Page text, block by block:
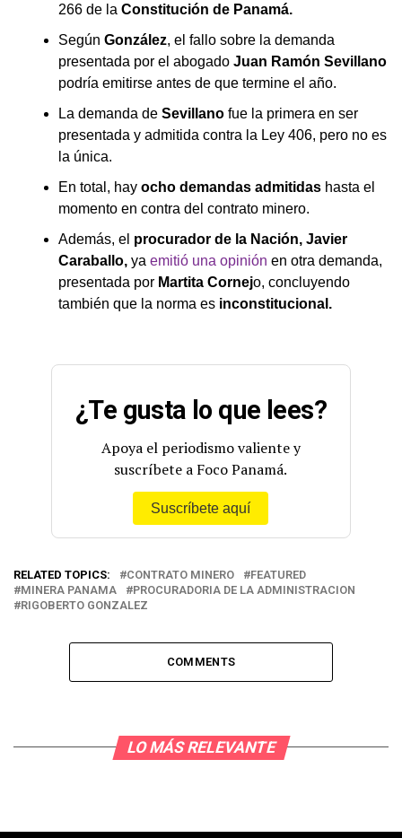
266 de la Constitución de Panamá.
Según González, el fallo sobre la demanda
presentada por el abogado Juan Ramón Sevillano
podría emitirse antes de que termine el año.
La demanda de Sevillano fue la primera en ser
presentada y admitida contra la Ley 406, pero no es
la única.
En total, hay ocho demandas admitidas hasta el
momento en contra del contrato minero.
Además, el procurador de la Nación, Javier
Caraballo, ya emitió una opinión en otra demanda,
presentada por Martita Cornejo, concluyendo
también que la norma es inconstitucional.
¿Te gusta lo que lees?
Apoya el periodismo valiente y
suscríbete a Foco Panamá.
Suscríbete aquí
RELATED TOPICS: CONTRATO MINERO
FEATURED
MINERA PANAMA
PROCURADORIA DE LA ADMINISTRACION
RIGOBERTO GONZALEZ
COMMENTS
LO MÁS RELEVANTE